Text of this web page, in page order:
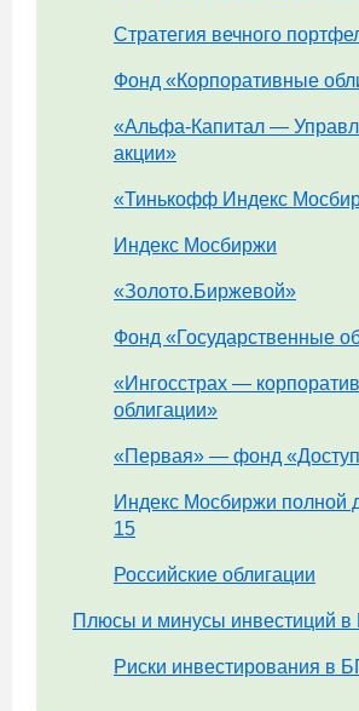
Стратегия вечного
Фонд «Корпоративные
«Альфа-Капитал —
акции»
«Тинькофф Индекс
Индекс Мосбиржи
«Золото.Биржевой»
Фонд «Государственные
«Ингосстрах —
облигации»
«Первая» — фонд
Индекс Мосбиржи полной
15
Российские облигации
Плюсы и минусы инвестиций
Риски инвестирования в